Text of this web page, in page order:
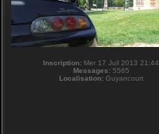
Inscription: Mer 17 Juil 2013 21:44
Messages:5565
Localisation:Guyancourt